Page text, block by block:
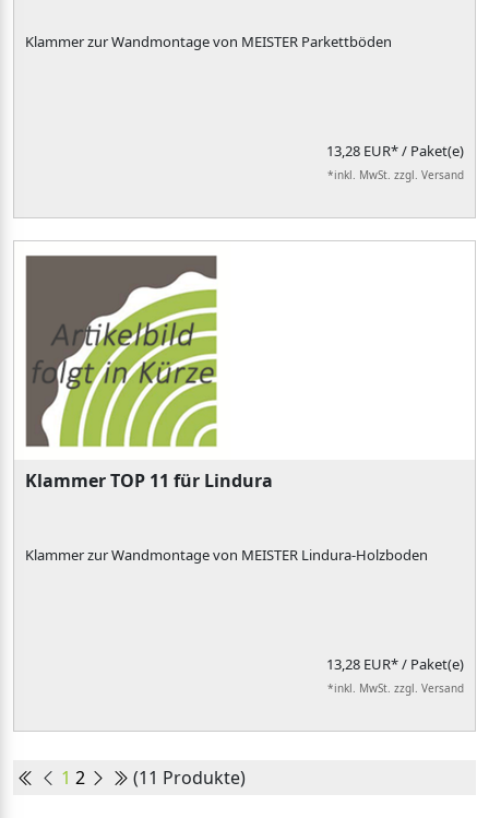
Klammer zur Wandmontage von MEISTER Parkettböden
13,28 EUR*/ Paket(e)
*inkl. MwSt. zzgl. Versand
Klammer TOP 11 für Lindura
Klammer zur Wandmontage von MEISTER Lindura-Holzboden
13,28 EUR*/ Paket(e)
*inkl. MwSt. zzgl. Versand
1 2 (11 Produkte)